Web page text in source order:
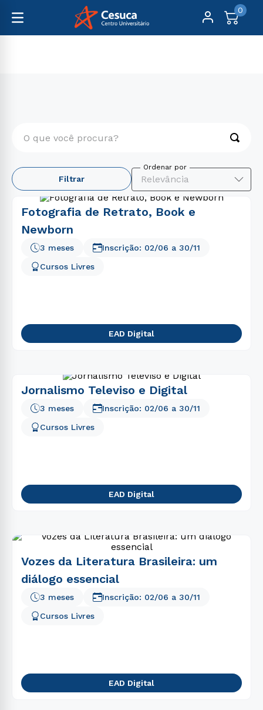
0
Filtrar Relevância
Fotografia de Retrato, Book e
Newborn
3 meses
Cursos Livres
Inscrição: 02/06 a 30/11
EAD Digital
Jornalismo Televiso e Digital
Cursos Livres
3 meses Inscrição: 02/06 a 30/11
EAD Digital
Vozes da Literatura Brasileira: um
diálogo essencial
Cursos Livres
3 meses Inscrição: 02/06 a 30/11
EAD Digital
TERMOS MAIS BUSCADOS
psicologia
2º
medicina
4º
engenharia
8º
enfermagem